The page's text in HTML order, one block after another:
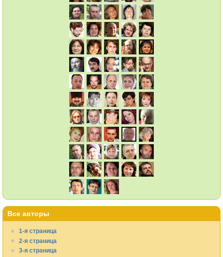
Все авторы
1-я страница
2-я страница
3-я страница